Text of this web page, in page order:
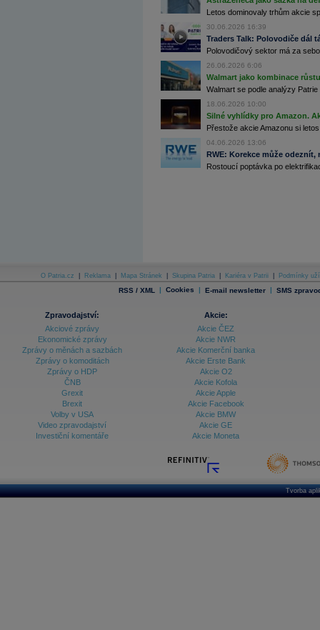
CORPORATE WEB SOLUTION
DATA EXPORT
Databanka - Ceny
Databanka - Ekonomický růst
Databanka - Indexy
Databanka - Měnové kurzy
Databanka - Trh práce
Databanka - Úrokové sazby
Databanka akcie - ČR
Letos dominovaly trhům akcie
30.06.2026 16:39
Traders Talk: Polovodiče dál
Polovodičový sektor má za
26.06.2026 6:06
Walmart jako kombinace
Walmart se podle analýzy
18.06.2026 10:00
Silné vyhlídky pro Amazon.
Přestože akcie Amazonu si
04.06.2026 13:06
RWE: Korekce může
Rostoucí poptávka po
O Patria.cz Reklama Mapa Stránek Skupina Patria Kariéra v Patrii Podmínky
RSS / XML | Cookies | E-mail newsletter | SMS
Zpravodajství:
Akciové zprávy
Ekonomické zprávy
Zprávy o měnách a sazbách
Zprávy o komoditách
Zprávy o HDP
ČNB
Grexit
Brexit
Volby v USA
Video zpravodajství
Investiční komentáře
Akcie:
Akcie ČEZ
Akcie NWR
Akcie Komerční banka
Akcie Erste Bank
Akcie O2
Akcie Kofola
Akcie Apple
Akcie Facebook
Akcie BMW
Akcie GE
Akcie Moneta
Tvorba